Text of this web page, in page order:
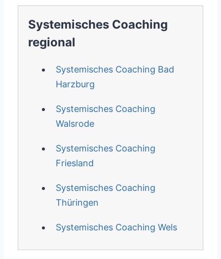
Systemisches Coaching
regional
Systemisches Coaching Bad
Harzburg
Systemisches Coaching
Walsrode
Systemisches Coaching
Friesland
Systemisches Coaching
Thüringen
Systemisches Coaching Wels